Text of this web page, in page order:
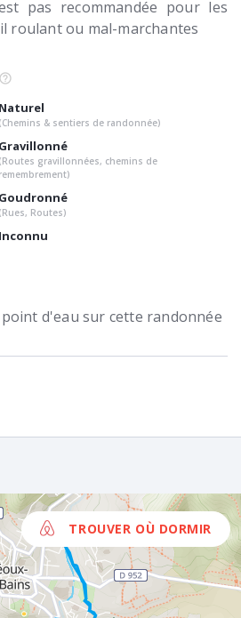
pas recommandée pour les
roulant ou mal-marchantes
Naturel
(Chemins & sentiers de randonnée)
Gravillonné
(Routes gravillonnées, chemins de
remembrement)
Goudronné
(Rues, Routes)
Inconnu
d'eau sur cette randonnée
TROUVER OÙ DORMIR